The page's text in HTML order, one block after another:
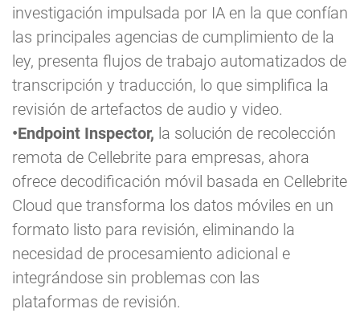
investigación impulsada por IA en la que confían
las principales agencias de cumplimiento de la
ley, presenta flujos de trabajo automatizados de
transcripción y traducción, lo que simplifica la
revisión de artefactos de audio y video.
•Endpoint Inspector, la solución de recolección
remota de Cellebrite para empresas, ahora
ofrece decodificación móvil basada en Cellebrite
Cloud que transforma los datos móviles en un
formato listo para revisión, eliminando la
necesidad de procesamiento adicional e
integrándose sin problemas con las
plataformas de revisión.